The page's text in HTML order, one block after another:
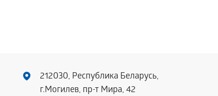
212030, Республика Беларусь,
г.Могилев, пр-т Мира, 42